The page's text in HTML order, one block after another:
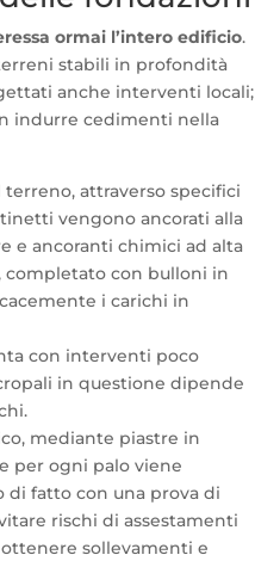
ormai l’intero edificio.
stabili in profondità
anche interventi locali;
indurre cedimenti nella
attraverso specifici
vengono ancorati alla
e ancoranti chimici ad alta
completato con bulloni in
i carichi in
con interventi poco
in questione dipende
mediante piastre in
per ogni palo viene
di fatto con una prova di
rischi di assestamenti
sollevamenti e